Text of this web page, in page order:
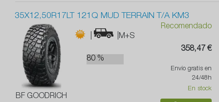
35X12,50R17LT 121Q MUD TERRAIN T/A KM3
BF GOODRICH
| |M+S
80 %
Recomendado
358,47 €
Envío gratis en
24/48h
En stock